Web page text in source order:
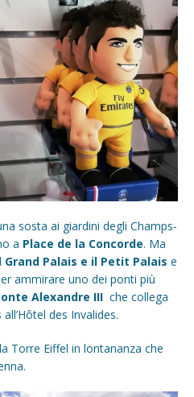
sosta ai giardini degli Champs-
a Place de la Concorde. Ma
Grand Palais e il Petit Palais e
ammirare uno dei ponti più
Alexandre III che collega
des Invalides.
Torre Eiffel in lontananza che